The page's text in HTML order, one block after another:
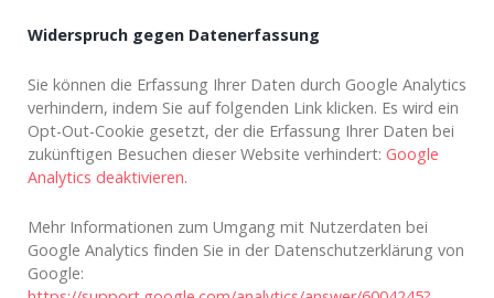
Widerspruch gegen Datenerfassung
Sie können die Erfassung Ihrer Daten durch Google Analytics
verhindern, indem Sie auf folgenden Link klicken. Es wird ein
Opt-Out-Cookie gesetzt, der die Erfassung Ihrer Daten bei
zukünftigen Besuchen dieser Website verhindert: Google
Analytics deaktivieren.
Mehr Informationen zum Umgang mit Nutzerdaten bei
Google Analytics finden Sie in der Datenschutzerklärung von
Google: